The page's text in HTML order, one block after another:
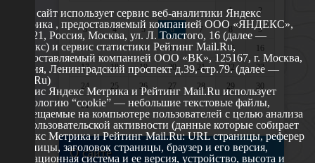
1
2
3
4 5 6 7 8
9
10
11 12 13 14 15
16
17
18 19 20 21 22
23
24
25 26 27 28 29
30
31
О сайте
Этот сайт использует сервис веб-аналитики Яндекс
Метрика , предоставляемый компанией ООО «ЯНДЕКС»,
119021, Россия, Москва, ул. Л. Толстого, 16 (далее —
Яндекс) и сервис статистики Рейтинг Mail.Ru,
предоставляемый компанией ООО «ВК», 125167, г. Москва,
Россия, Ленинградский проспект д.39, стр.79. (далее —
Mail.Ru)
Сервис Яндекс Метрика и Рейтинг Mail.Ru использует
технологию “cookie” — небольшие текстовые файлы,
размещаемые на компьютере пользователей с целью анализа
их пользовательской активности (данные которые собирает
Яндекс Метрика и Рейтинг Mail.Ru: URL страницы, реферер
страницы, заголовок страницы, браузер и его версия,
операционная система и ее версия, устройство, высота и